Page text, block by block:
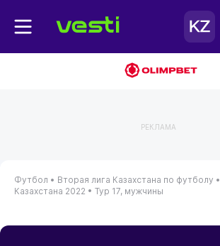
РЕКЛАМА
Футбол • Вторая лига Казахстана по футболу •
Казахстана 2022 • Тур 17, мужчины